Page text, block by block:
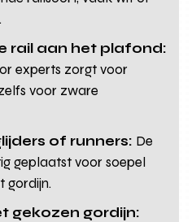
rail aan het plafond:
experts zorgt voor
voor zware
of runners: De
geplaatst voor soepel
gordijn.
gekozen gordijn: